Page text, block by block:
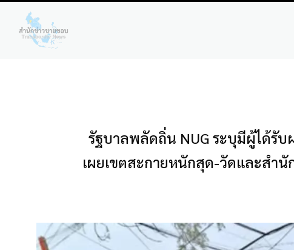
รัฐบาลพลัดถิ่น NUG ระบุมีผู้ได้รั
เผยเขตสะกายหนักสุด-วัดและสำ